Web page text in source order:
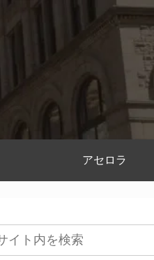
アセロラ